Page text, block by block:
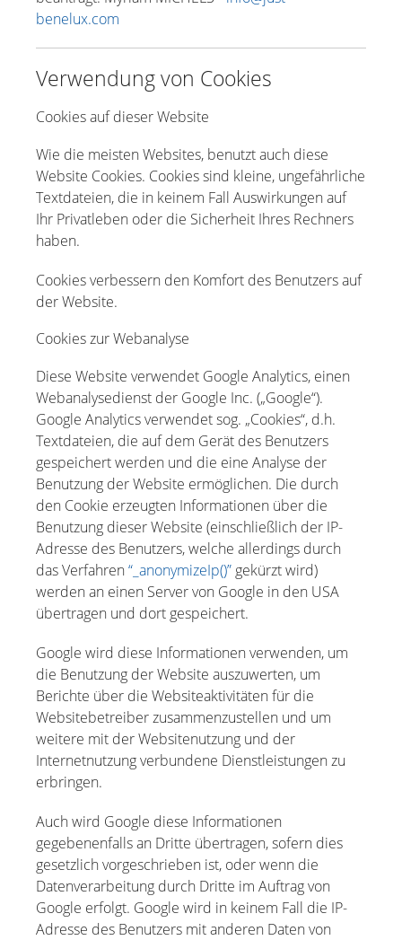
benelux.com
Verwendung von Cookies
Cookies auf dieser Website
Wie die meisten Websites, benutzt auch diese
Website Cookies. Cookies sind kleine, ungefährliche
Textdateien, die in keinem Fall Auswirkungen auf
Ihr Privatleben oder die Sicherheit Ihres Rechners
haben.
Cookies verbessern den Komfort des Benutzers auf
der Website.
Cookies zur Webanalyse
Diese Website verwendet Google Analytics, einen
Webanalysedienst der Google Inc. („Google“).
Google Analytics verwendet sog. „Cookies“, d.h.
Textdateien, die auf dem Gerät des Benutzers
gespeichert werden und die eine Analyse der
Benutzung der Website ermöglichen. Die durch
den Cookie erzeugten Informationen über die
Benutzung dieser Website (einschließlich der IP-
Adresse des Benutzers, welche allerdings durch
das Verfahren“_anonymizeIp()” gekürzt wird)
werden an einen Server von Google in den USA
übertragen und dort gespeichert.
Google wird diese Informationen verwenden, um
die Benutzung der Website auszuwerten, um
Berichte über die Websiteaktivitäten für die
Websitebetreiber zusammenzustellen und um
weitere mit der Websitenutzung und der
Internetnutzung verbundene Dienstleistungen zu
erbringen.
Auch wird Google diese Informationen
gegebenenfalls an Dritte übertragen, sofern dies
gesetzlich vorgeschrieben ist, oder wenn die
Datenverarbeitung durch Dritte im Auftrag von
Google erfolgt. Google wird in keinem Fall die IP-
Adresse des Benutzers mit anderen Daten von